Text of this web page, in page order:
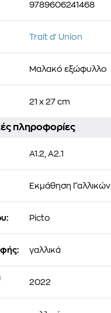
9789606241468
Trait d' Union
Μαλακό εξώφυλλο
21 x 27 cm
πληροφορίες
A1.2, A2.1
Εκμάθηση Γαλλικών
Picto
γαλλικά
2022